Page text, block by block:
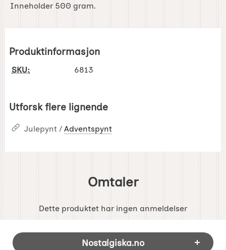
Inneholder 500 gram.
Produktinformasjon
SKU: 6813
Utforsk flere lignende
Julepynt / Adventspynt
Omtaler
Dette produktet har ingen anmeldelser
Footer-innhold Blandet informasjon og
Nostalgiska.no